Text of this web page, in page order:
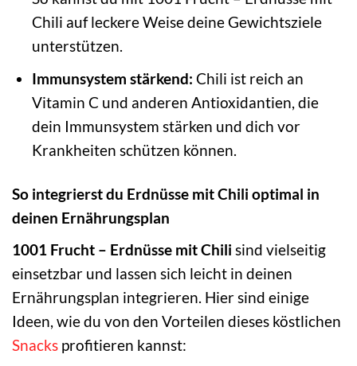
Chili auf leckere Weise deine Gewichtsziele
unterstützen.
Immunsystem stärkend: Chili ist reich an
Vitamin C und anderen Antioxidantien, die
dein Immunsystem stärken und dich vor
Krankheiten schützen können.
So integrierst du Erdnüsse mit Chili optimal in
deinen Ernährungsplan
1001 Frucht – Erdnüsse mit Chili sind vielseitig
einsetzbar und lassen sich leicht in deinen
Ernährungsplan integrieren. Hier sind einige
Ideen, wie du von den Vorteilen dieses köstlichen
Snacks profitieren kannst: